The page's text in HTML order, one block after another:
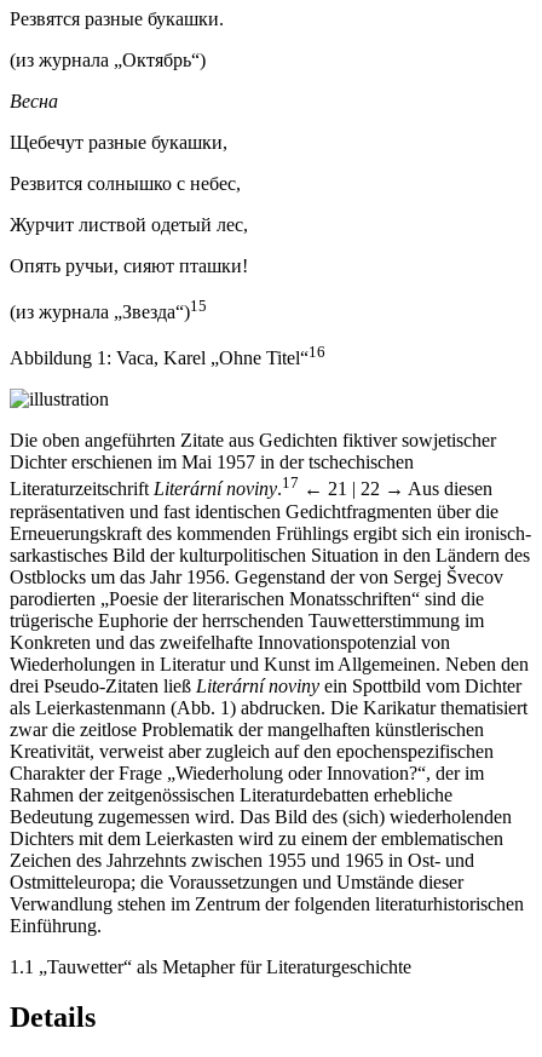
Резвятся разные букашки.
(из журнала „Октябрь“)
Весна
Щебечут разные букашки,
Резвится солнышко с небес,
Журчит листвой одетый лес,
Опять ручьи, сияют пташки!
(из журнала „Звезда“)15
Abbildung 1 : Vaca, Karel „Ohne Titel“16
Die oben angeführten Zitate aus Gedichten fiktiver sowjetischer
Dichter erschienen im Mai 1957 in der tschechischen
LiteraturzeitschriftLiterární noviny.17 ← 21 | 22 → Aus diesen
repräsentativen und fast identischen Gedichtfragmenten über die
Erneuerungskraft des kommenden Frühlings ergibt sich ein ironisch-
sarkastisches Bild der kulturpolitischen Situation in den Ländern des
Ostblocks um das Jahr 1956. Gegenstand der von Sergej Švecov
parodierten „Poesie der literarischen Monatsschriften“ sind die
trügerische Euphorie der herrschenden Tauwetterstimmung im
Konkreten und das zweifelhafte Innovationspotenzial von
Wiederholungen in Literatur und Kunst im Allgemeinen. Neben den
drei Pseudo-Zitaten ließ Literární noviny ein Spottbild vom Dichter
als Leierkastenmann (Abb. 1) abdrucken. Die Karikatur thematisiert
zwar die zeitlose Problematik der mangelhaften künstlerischen
Kreativität, verweist aber zugleich auf den epochenspezifischen
Charakter der Frage „Wiederholung oder Innovation?“, der im
Rahmen der zeitgenössischen Literaturdebatten erhebliche
Bedeutung zugemessen wird. Das Bild des (sich) wiederholenden
Dichters mit dem Leierkasten wird zu einem der emblematischen
Zeichen des Jahrzehnts zwischen 1955 und 1965 in Ost- und
Ostmitteleuropa; die Voraussetzungen und Umstände dieser
Verwandlung stehen im Zentrum der folgenden literaturhistorischen
Einführung.
1.1 „Tauwetter“ als Metapher für Literaturgeschichte
Details